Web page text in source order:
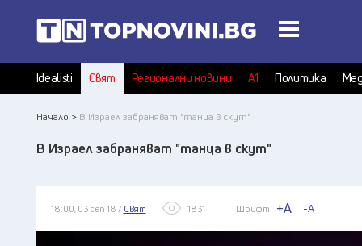
Idealisti Свят Регионални новини А1 Политика
Начало > В Израел забраняват "танца в скут"
В Израел забраняват "танца в скут"
18:00, 03 сеп 18 / Свят 1831 Шрифт: +A -A